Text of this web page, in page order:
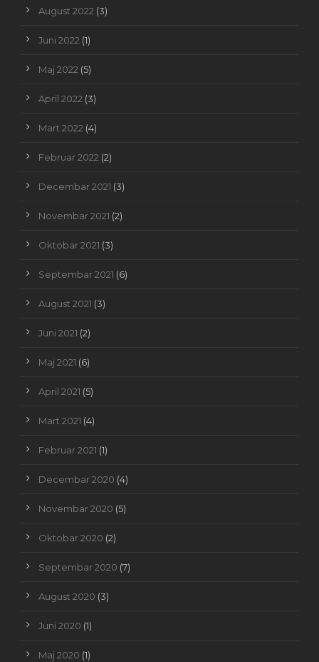
August 2022 (3)
Juni 2022 (1)
Maj 2022 (5)
April 2022 (3)
Mart 2022 (4)
Februar 2022 (2)
Decembar 2021 (3)
Novembar 2021 (2)
Oktobar 2021 (3)
Septembar 2021 (6)
August 2021 (3)
Juni 2021 (2)
Maj 2021 (6)
April 2021 (5)
Mart 2021 (4)
Februar 2021 (1)
Decembar 2020 (4)
Novembar 2020 (5)
Oktobar 2020 (2)
Septembar 2020 (7)
August 2020 (3)
Juni 2020 (1)
Maj 2020 (1)